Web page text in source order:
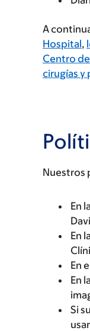
A
Hospital,
Centro
cirugías
Nuestros
En
En
En
En
Si